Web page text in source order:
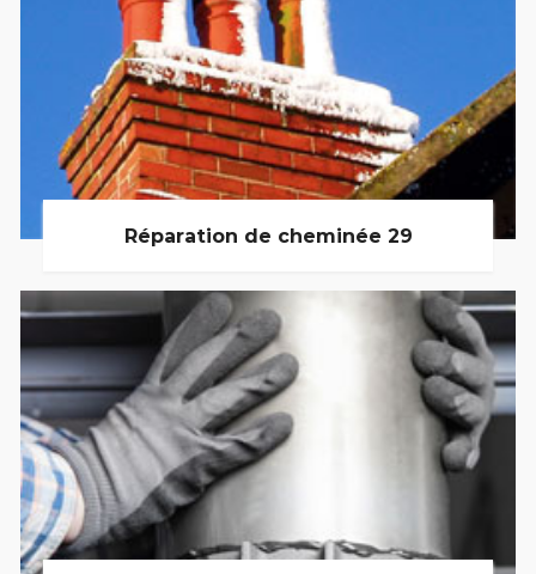
Réparation de cheminée 29